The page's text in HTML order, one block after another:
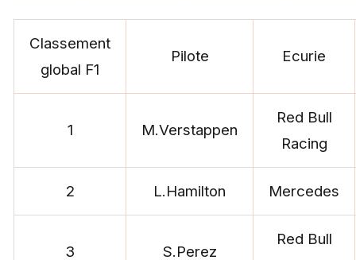
Classement
global F1
Pilote Ecurie
1 M.Verstappen
Red Bull
Racing
2 L.Hamilton Mercedes
3 S.Perez
Red Bull